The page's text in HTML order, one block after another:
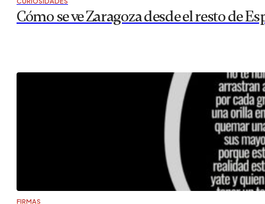
Cómo se ve Zaragoza desde el resto de
FIRMAS